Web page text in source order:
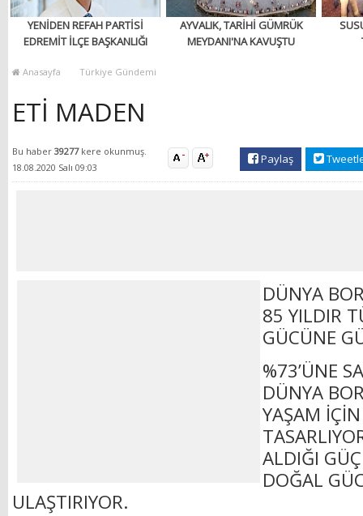
YENİDEN REFAH PARTİSİ
EDREMİT İLÇE BAŞKANLIĞI
AÇILIYOR!
AYVALIK, TARİHİ GÜMRÜK
MEYDANI'NA KAVUŞTU
Anasayfa Türkiye Gündemi
ETİ MADEN
Bu haber 39277 kere okunmuş.
18.08.2020 Salı 09:03
Paylaş
DÜNYA
85 YILDIR
GÜCÜNE
%73’ÜNE
DÜNYA
YAŞAM
ALDIĞI
DOĞAL
ULAŞTIRIYOR.